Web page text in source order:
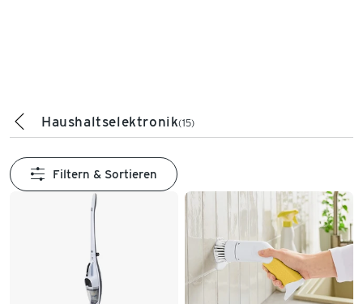
Haushaltselektronik(15)
Filtern & Sortieren